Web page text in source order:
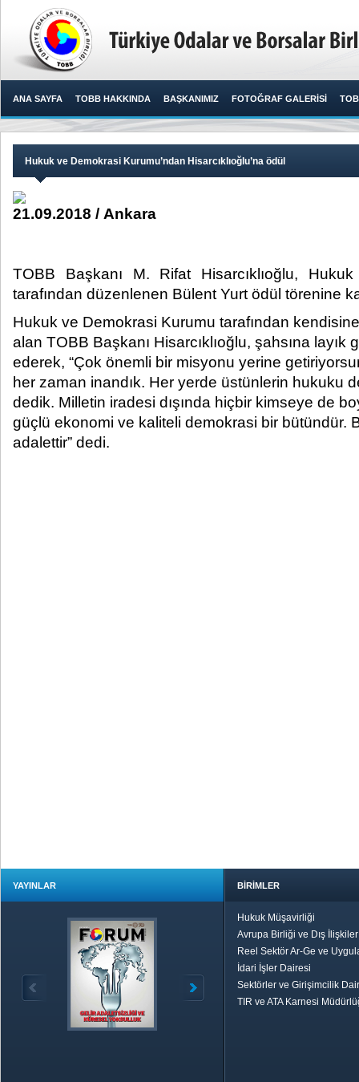
ANA SAYFA TOBB HAKKINDA BAŞKANIMIZ FOTOĞRAF GALERİSİ
Hukuk ve Demokrasi Kurumu’ndan Hisarcıklıoğlu’na ödül
21.09.2018 / Ankara
TOBB Başkanı M. Rifat Hisarcıklıoğlu,
tarafından düzenlenen Bülent Yurt ödül törenine
Hukuk ve Demokrasi Kurumu tarafından
alan TOBB Başkanı Hisarcıklıoğlu, şahsına
ederek, “Çok önemli bir misyonu yerine
her zaman inandık. Her yerde üstünlerin hukuku
dedik. Milletin iradesi dışında hiçbir kimseye de
güçlü ekonomi ve kaliteli demokrasi bir bütündür.
adalettir” dedi.
YAYINLAR BİRİMLER
Hukuk Müşavirliği
Avrupa Birliği ve Dış
Reel Sektör Ar-Ge ve
İdari İşler Dairesi
Sektörler ve Girişimcilik
TIR ve ATA Karnesi